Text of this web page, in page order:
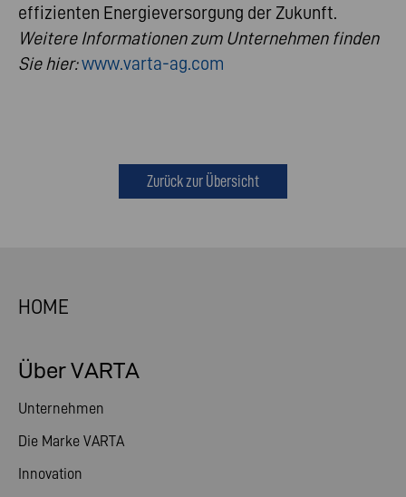
effizienten Energieversorgung der Zukunft.
Weitere Informationen zum Unternehmen finden
Sie hier:www.varta-ag.com
Zurück zur Übersicht
HOME
Über VARTA
Unternehmen
Die Marke VARTA
Innovation